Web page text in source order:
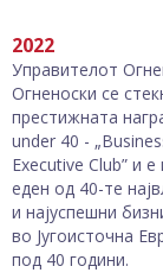
2022
Управителот
Огненоски се
престижната
under 40 -
Executive Club” и е
еден од 40-те
и најуспешни
во Југоисточна
под 40 години.